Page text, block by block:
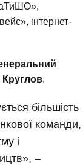
інтернет-
Круглов.
більшість
команди,
і
–